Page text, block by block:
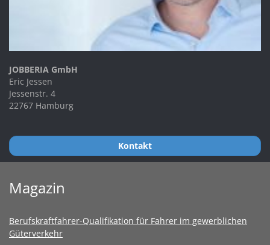
JOBBERIA GmbH
Eric Jessen
Jessenstr. 4
22767 Hamburg
Kontakt
Magazin
Berufskraftfahrer-Qualifikation für Fahrer im gewerblichen
Güterverkehr